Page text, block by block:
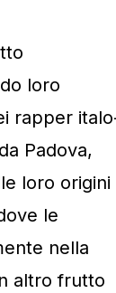
loro
rapper
Padova,
loro origini
le
nella
altro frutto